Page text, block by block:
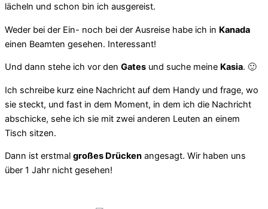
lächeln und schon bin ich ausgereist.
Weder bei der Ein- noch bei der Ausreise habe ich in Kanada
einen Beamten gesehen. Interessant!
Und dann stehe ich vor den Gates und suche meine Kasia. 🙂
Ich schreibe kurz eine Nachricht auf dem Handy und frage, wo
sie steckt, und fast in dem Moment, in dem ich die Nachricht
abschicke, sehe ich sie mit zwei anderen Leuten an einem
Tisch sitzen.
Dann ist erstmal großes Drücken angesagt. Wir haben uns
über 1 Jahr nicht gesehen!